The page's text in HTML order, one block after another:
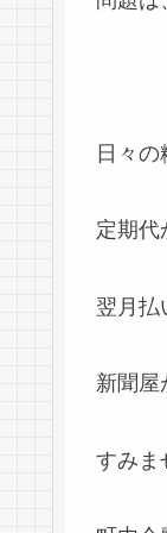
日々
定期代
翌月払
新聞屋
すみま